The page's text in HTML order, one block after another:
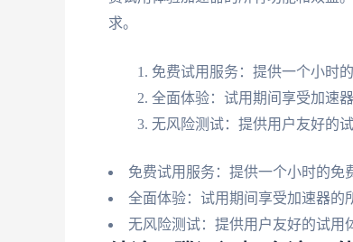
求。
免费试用服务：提供一个小时的
全面体验：试用期间享受加速器
无风险测试：提供用户友好的试
免费试用服务：提供一个小时的免
全面体验：试用期间享受加速器的
无风险测试：提供用户友好的试用